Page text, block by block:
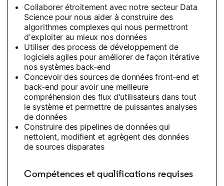
Collaborer étroitement avec notre secteur Data
Science pour nous aider à construire des
algorithmes complexes qui nous permettront
d'exploiter au mieux nos données
Utiliser des process de développement de
logiciels agiles pour améliorer de façon itérative
nos systèmes back-end
Concevoir des sources de données front-end et
back-end pour avoir une meilleure
compréhension des flux d'utilisateurs dans tout
le système et permettre de puissantes analyses
de données
Construire des pipelines de données qui
nettoient, modifient et agrègent des données
de sources disparates
Compétences et qualifications requises